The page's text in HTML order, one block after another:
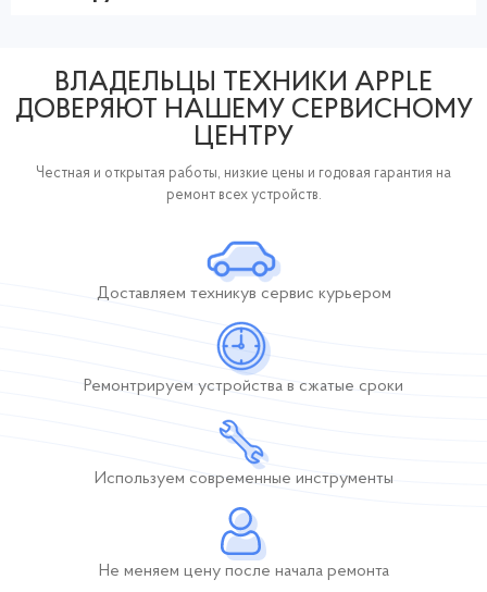
ВЛАДЕЛЬЦЫ ТЕХНИКИ APPLE
ДОВЕРЯЮТ НАШЕМУ СЕРВИСНОМУ
ЦЕНТРУ
Честная и открытая работы, низкие цены и годовая гарантия на
ремонт всех устройств.
Доставляем техникув сервис курьером
Ремонтрируем устройства в сжатые сроки
Используем современные инструменты
Не меняем цену после начала ремонта